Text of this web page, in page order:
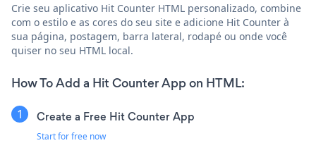
Crie seu aplicativo Hit Counter HTML personalizado, combine
com o estilo e as cores do seu site e adicione Hit Counter à
sua página, postagem, barra lateral, rodapé ou onde você
quiser no seu HTML local.
How To Add a Hit Counter App on HTML:
Create a Free Hit Counter App
Start for free now